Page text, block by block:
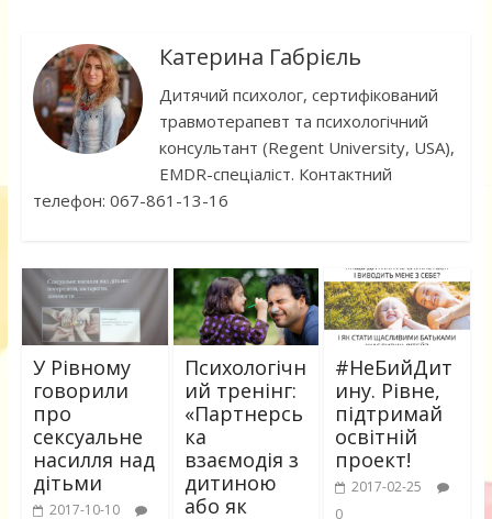
Катерина Габрієль
Дитячий психолог, сертифікований
травмотерапевт та психологічний
консультант (Regent University, USA),
EMDR-спеціаліст. Контактний
телефон: 067-861-13-16
У Рівному
говорили
про
сексуальне
насилля над
дітьми
2017-10-10
Психологічн
ий тренінг:
«Партнерсь
ка
взаємодія з
дитиною
або як
#НеБийДит
ину. Рівне,
підтримай
освітній
проект!
2017-02-25
0